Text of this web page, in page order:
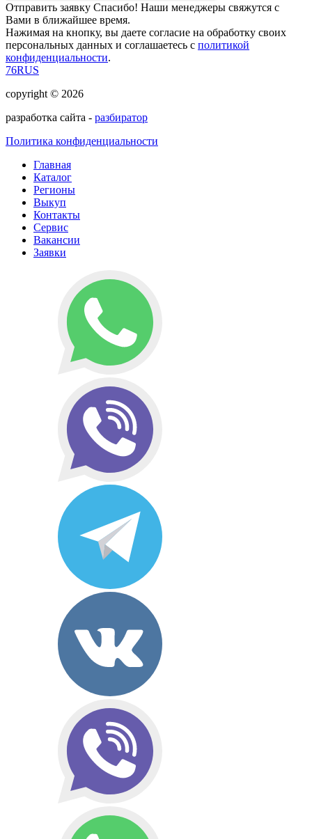
Отправить заявку Спасибо! Наши менеджеры свяжутся с
Вами в ближайшее время.
Нажимая на кнопку, вы даете согласие на обработку своих
персональных данных и соглашаетесь с политикой
конфиденциальности.
76RUS
copyright © 2026
разработка сайта - разбиратор
Политика конфиденциальности
Главная
Каталог
Регионы
Выкуп
Контакты
Сервис
Вакансии
Заявки